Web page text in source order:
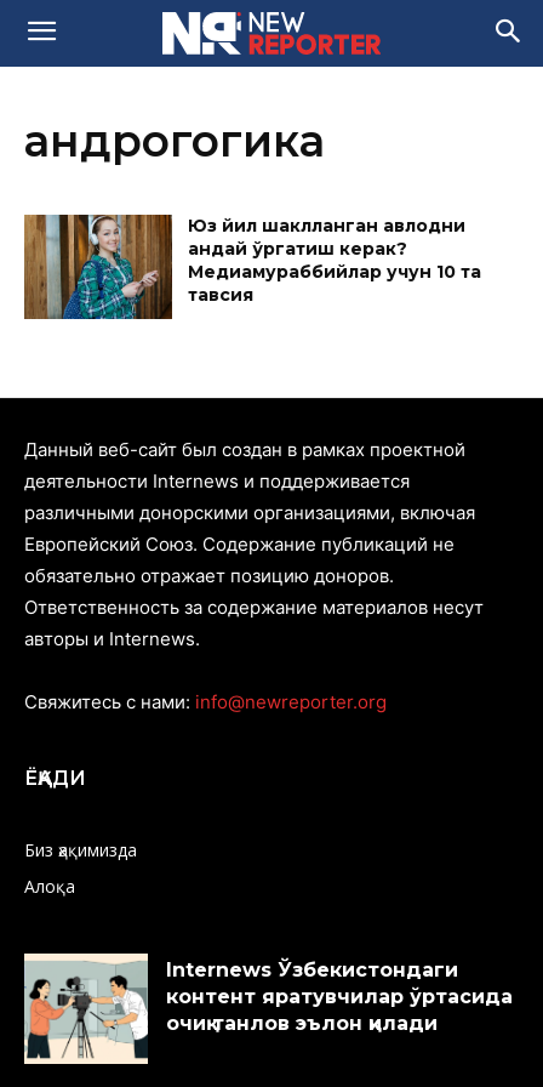
андрогогика
Юз йил шаклланган авлодни
қандай ўргатиш керак?
Медиамураббийлар учун 10 та
тавсия
Данный веб-сайт был создан в рамках проектной
деятельности Internews и поддерживается
различными донорскими организациями, включая
Европейский Союз. Содержание публикаций не
обязательно отражает позицию доноров.
Ответственность за содержание материалов несут
авторы и Internews.
Свяжитесь с нами: info@newreporter.org
ЁҚАДИ
Биз ҳақимизда
Алоқа
Internews Ўзбекистондаги
контент яратувчилар ўртасида
очиқ танлов эълон қилади